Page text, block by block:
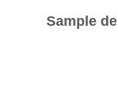
Sample